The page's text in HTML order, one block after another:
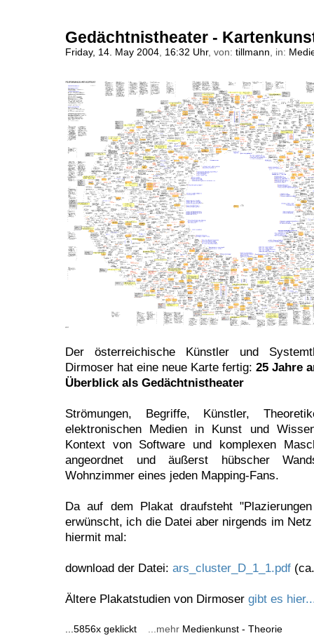
Gedächtnistheater -
Friday, 14. May 2004, 16:32 Uhr, von: tillmann, in:
Der österreichische Künstler und
Dirmoser hat eine neue Karte fertig: 25 Jahre
Überblick als Gedächtnistheater
Strömungen, Begriffe, Künstler,
elektronischen Medien in Kunst und
Kontext von Software und komplexen
angeordnet und äußerst hübscher
Wohnzimmer eines jeden Mapping-Fans.
Da auf dem Plakat draufsteht
erwünscht, ich die Datei aber nirgends im
hiermit mal:
download der Datei: ars_cluster_D_1_1.pdf
Ältere Plakatstudien von Dirmoser gibt es
...5856x geklickt ...mehr Medienkunst - Theorie